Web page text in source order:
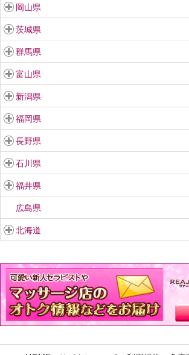
岡山県
茨城県
群馬県
富山県
新潟県
福岡県
長野県
石川県
福井県
広島県
北海道